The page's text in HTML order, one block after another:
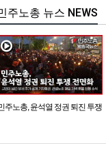
주노총 뉴스 NEWS
주노총, 윤석열 정권 퇴진 투쟁